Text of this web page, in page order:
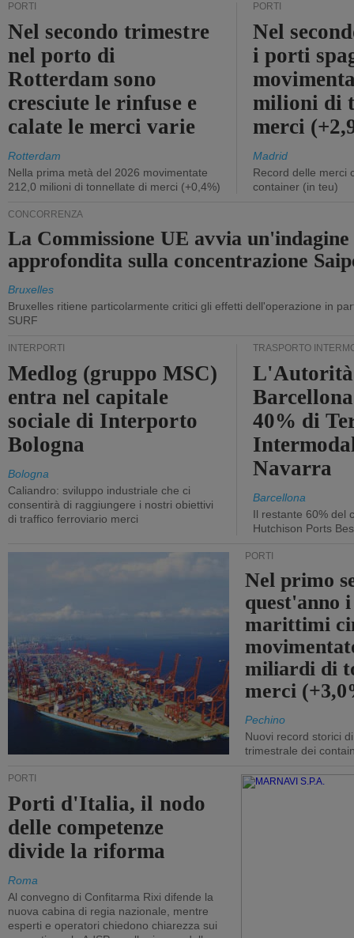
PORTI
Nel secondo trimestre
nel porto di
Rotterdam sono
cresciute le rinfuse e
calate le merci varie
Rotterdam
Nella prima metà del 2026 movimentate
212,0 milioni di tonnellate di merci (+0,4%)
PORTI
Nel
i porti
milioni di
merci
Madrid
Record delle merci
container (in teu)
CONCORRENZA
La Commissione UE avvia un'indagine
approfondita sulla concentrazione
Bruxelles
Bruxelles ritiene particolarmente critici gli effetti dell'operazione in
SURF
INTERPORTI
Medlog (gruppo MSC)
entra nel capitale
sociale di Interporto
Bologna
Bologna
Caliandro: sviluppo industriale che ci
consentirà di raggiungere i nostri obiettivi
di traffico ferroviario merci
TRASPORTO
40% di
Navarra
Barcellona
Il restante 60% del
Hutchison Ports
PORTI
Nel primo
quest'anno
marittimi
miliardi di
merci
Pechino
Nuovi record storici
trimestrale dei
PORTI
Porti d'Italia, il nodo
delle competenze
divide la riforma
Roma
Al convegno di Confitarma Rixi difende la
nuova cabina di regia nazionale, mentre
esperti e operatori chiedono chiarezza sui